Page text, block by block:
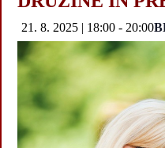
21. 8. 2025 | 18:00 - 20:00